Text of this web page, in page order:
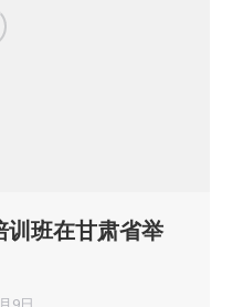
训班在甘肃省举